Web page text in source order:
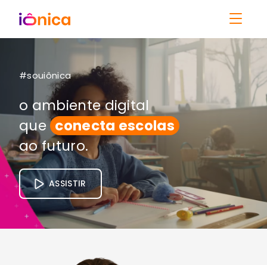
#souiônica
o ambiente digital
que conecta escolas
ao futuro.
ASSISTIR